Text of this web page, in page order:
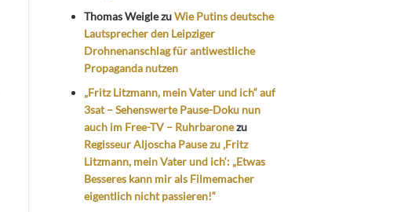
Thomas WeiglezuWie Putins deutsche
Lautsprecher den Leipziger
Drohnenanschlag für antiwestliche
Propaganda nutzen
„Fritz Litzmann, mein Vater und ich“ auf
3sat – Sehenswerte Pause-Doku nun
auch im Free-TV – Ruhrbaronezu
Regisseur Aljoscha Pause zu ‚Fritz
Litzmann, mein Vater und ich‘: „Etwas
Besseres kann mir als Filmemacher
eigentlich nicht passieren!“